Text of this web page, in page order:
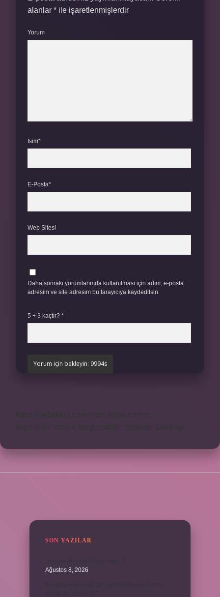
alanlar * ile işaretlenmişlerdir
Yorum
İsim*
E-Posta*
Web Sitesi
Daha sonraki yorumlarımda kullanılması için adım, e-posta
adresim ve site adresim bu tarayıcıya kaydedilsin.
5 + 3 kaçtır? *
SON YAZILAR
Ağustos 8, 2026